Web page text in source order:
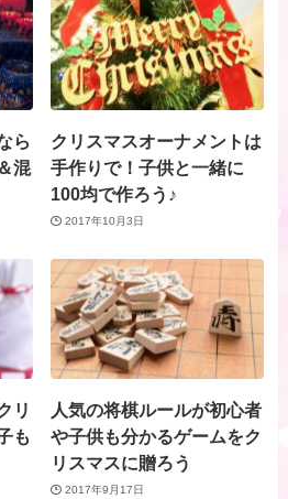
ら
混
クリスマスオーナメントは
手作りで！子供と一緒に
100均で作ろう♪
2017年10月3日
リ
も
人気の将棋ルールが初心者
や子供も分かるゲームをク
リスマスに贈ろう
2017年9月17日